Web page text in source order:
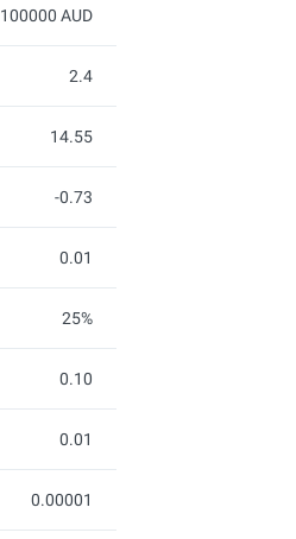
100000 AUD
2.4
14.55
-0.73
0.01
25%
0.10
0.01
0.00001